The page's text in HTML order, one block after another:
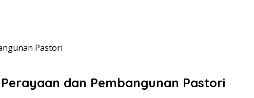
Pastori
dan Pembangunan Pastori